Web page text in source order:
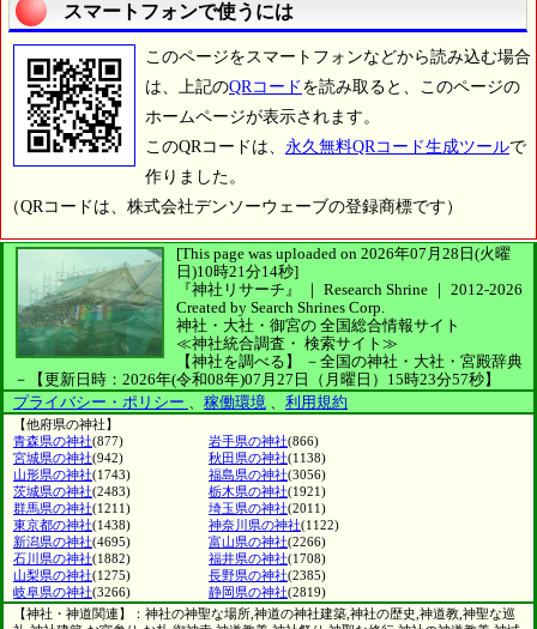
スマートフォンで使うには
このページをスマートフォンなどから読み込む場合
は、上記のQRコード を読み取ると、このページの
ホームページが表示されます。
このQRコードは、 永久無料QRコード生成ツールで
作りました。
（QRコードは、株式会社デンソーウェーブの登録商標です）
[This page was uploaded on 2026年07月28日(火曜
日)10時21分14秒]
『神社リサーチ』 ｜ Research Shrine ｜ 2012-2026
Created by Search Shrines Corp.
神社・大社・御宮の 全国総合情報サイト
≪神社統合調査・ 検索サイト≫
【神社を調べる】
－全国の神社・大社・宮殿辞典
－
【更新日時：2026年(令和08年)07月27日（月曜日）15時23分57秒】
プライバシー・ポリシー 、 稼働環境 、 利用規約
【他府県の神社】
青森県の神社(877) 岩手県の神社(866)
宮城県の神社(942) 秋田県の神社(1138)
山形県の神社(1743) 福島県の神社(3056)
茨城県の神社(2483) 栃木県の神社(1921)
群馬県の神社(1211) 埼玉県の神社(2011)
東京都の神社(1438) 神奈川県の神社(1122)
新潟県の神社(4695) 富山県の神社(2266)
石川県の神社(1882) 福井県の神社(1708)
山梨県の神社(1275) 長野県の神社(2385)
岐阜県の神社(3266) 静岡県の神社(2819)
【神社・神道関連】：神社の神聖な場所,神道の神社建築,神社の歴史,神道教,神聖な巡